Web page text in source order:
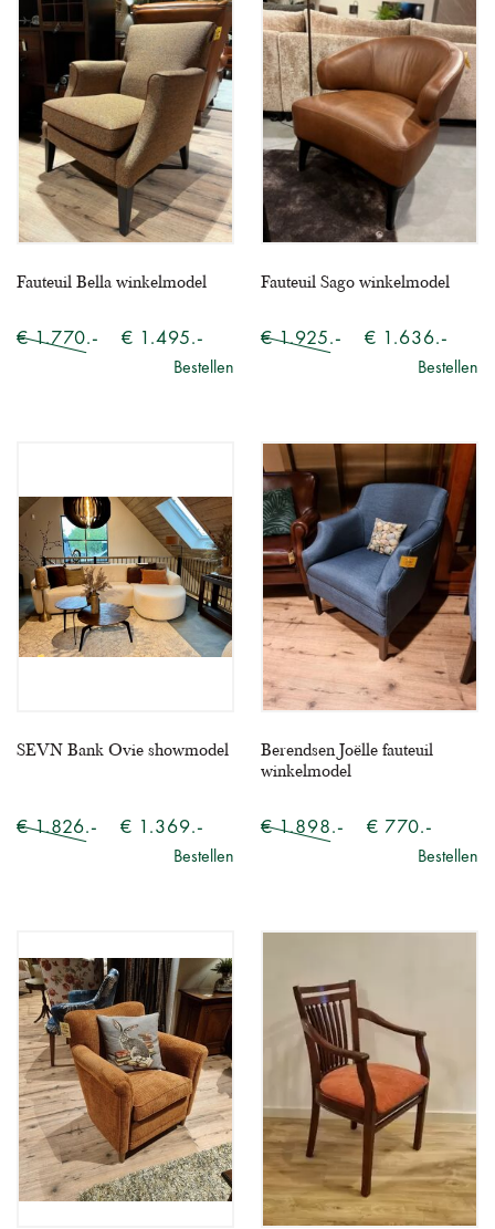
Fauteuil Bella winkelmodel
€ 1.770.- € 1.495.-
Bestellen
Fauteuil Sago winkelmodel
€ 1.925.- € 1.636.-
Bestellen
SEVN Bank Ovie showmodel
€ 1.826.- € 1.369.-
Bestellen
Berendsen Joëlle fauteuil
winkelmodel
€ 1.898.- € 770.-
Bestellen